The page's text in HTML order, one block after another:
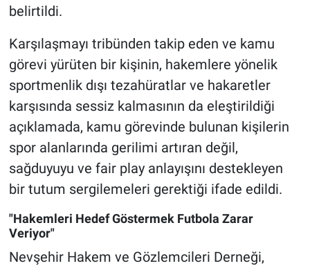
belirtildi.
Karşılaşmayı tribünden takip eden ve kamu
görevi yürüten bir kişinin, hakemlere yönelik
sportmenlik dışı tezahüratlar ve hakaretler
karşısında sessiz kalmasının da eleştirildiği
açıklamada, kamu görevinde bulunan kişilerin
spor alanlarında gerilimi artıran değil,
sağduyuyu ve fair play anlayışını destekleyen
bir tutum sergilemeleri gerektiği ifade edildi.
"Hakemleri Hedef Göstermek Futbola Zarar
Veriyor"
Nevşehir Hakem ve Gözlemcileri Derneği,